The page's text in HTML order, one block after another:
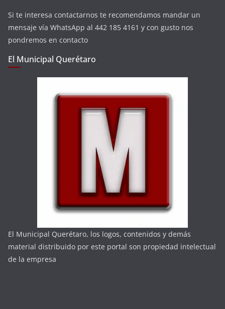
Si te interesa contactarnos te recomendamos mandar un
mensaje vía WhatsApp al 442 185 4161 y con gusto nos
pondremos en contacto
El Municipal Querétaro
El Municipal Querétaro, los logos, contenidos y demás
material distribuido por este portal son propiedad intelectual
de la empresa